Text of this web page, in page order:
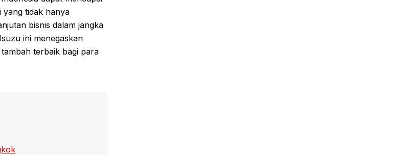
yang tidak hanya
bisnis dalam jangka
ini menegaskan
terbaik bagi para